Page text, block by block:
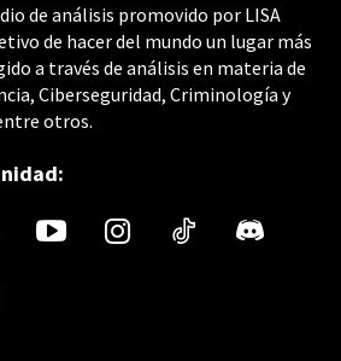
de análisis promovido por LISA
de hacer del mundo un lugar más
a través de análisis en materia de
Ciberseguridad, Criminología y
otros.